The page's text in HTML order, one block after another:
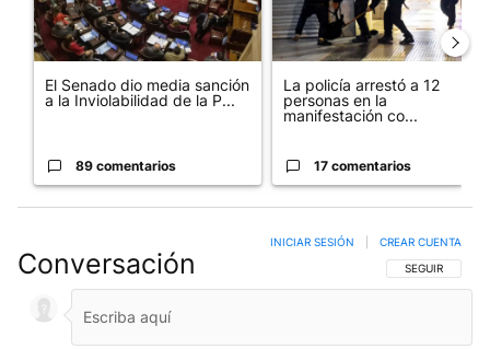
El Senado dio media sanción
a la Inviolabilidad de la P...
89 comentarios
La policía arrestó a 12
personas en la
manifestación co...
17 comentarios
Conversación SIGA ESTA
SEGUIR
INICIAR SESIÓN CREAR CUENTA